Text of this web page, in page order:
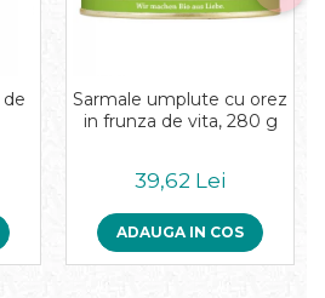
Sarmale umplute cu orez
in frunza de vita, 280 g
39,62 Lei
ADAUGA IN COS